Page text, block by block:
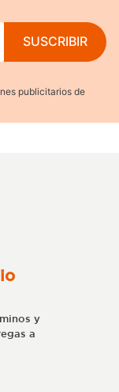
SUSCRIBIR
publicitarios de
y
a